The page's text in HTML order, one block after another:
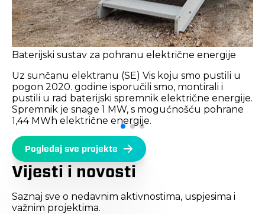
Baterijski sustav za pohranu električne energije
Uz sunčanu elektranu (SE) Vis koju smo pustili u
pogon 2020. godine isporučili smo, montirali i
pustili u rad baterijski spremnik električne energije.
Spremnik je snage 1 MW, s mogućnošću pohrane
1,44 MWh električne energije.
Pogledaj sve projekte
Vijesti i novosti
Saznaj sve o nedavnim aktivnostima, uspjesima i
važnim projektima.